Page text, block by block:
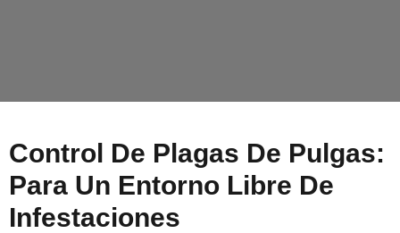
Control De Plagas De Pulgas:
Para Un Entorno Libre De
Infestaciones